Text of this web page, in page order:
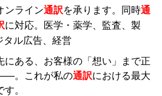
ンライン通訳を承ります。同時通
に対応。医学・薬学、監査、製
タル広告、経営
にある、お客様の「想い」まで正
。これが私の通訳における最大
。